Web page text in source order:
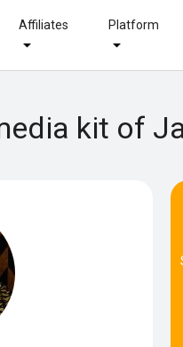
Affiliates Platform
kit of